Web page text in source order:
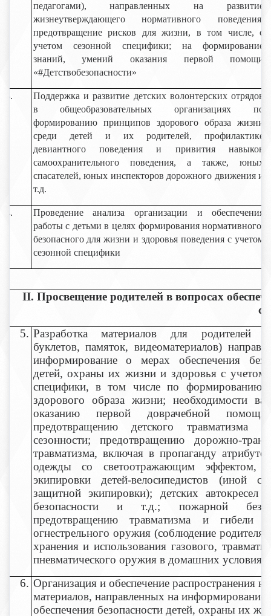
педагогами), направленных на развитие
жизнеутверждающего нормативного поведения,
предотвращение рисков для жизни, в том числе, с
учетом сезонной специфики; на формирование
знаний, умений оказания первой помощи
«#Детствобезопасности»
3.
Поддержка и развитие детских волонтерских отрядов
в общеобразовательных организациях по
формированию принципов здорового образа жизни
среди детей и их родителей, профилактике
девиантного поведения и привития навыков
самоохранительного поведения, а также, юных
спасателей, юных инспекторов дорожного движения и
т.д.
4.
Проведение анализа организации и обеспечения
работы с детьми в целях формирования нормативного,
безопасного для жизни и здоровья поведения с учетом
сезонной специфики
II. Просвещение родителей в вопросах
5. Разработка материалов для родителей
буклетов, памяток, видеоматериалов)
информирование о мерах обеспечения
детей, охраны их жизни и здоровья с учетом
специфики, в том числе по формированию
здорового образа жизни; необходимости
оказанию первой доврачебной
предотвращению детского травматизма
сезонности; предотвращению дорожно-
травматизма, включая в пропаганду
одежды со светоотражающим эффектом,
экипировки детей-велосипедистов (иной
защитной экипировки); детских автокресел
безопасности и т.д.; пожарной
предотвращению травматизма и гибели
огнестрельного оружия (соблюдение
хранения и использования газового,
пневматического оружия в домашних
6. Организация и обеспечение распространения
материалов, направленных на информирование
обеспечения безопасности детей, охраны их